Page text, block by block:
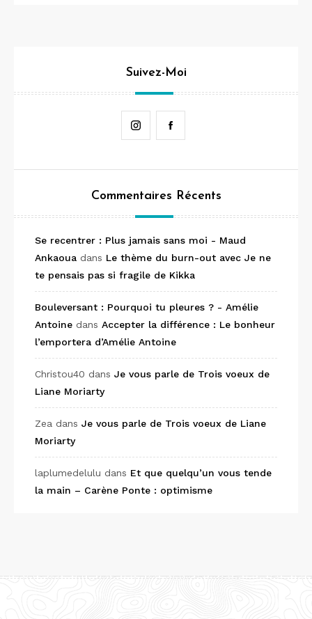
Suivez-Moi
Instagram
Commentaires Récents
Se recentrer : Plus jamais sans moi - Maud
Ankaoua dans Le thème du burn-out avec Je ne
te pensais pas si fragile de Kikka
Bouleversant : Pourquoi tu pleures ? - Amélie
Antoine dans Accepter la différence : Le bonheur
l’emportera d’Amélie Antoine
Christou40 dans Je vous parle de Trois voeux de
Liane Moriarty
Zea dans Je vous parle de Trois voeux de Liane
Moriarty
laplumedelulu dans Et que quelqu’un vous tende
la main – Carène Ponte : optimisme